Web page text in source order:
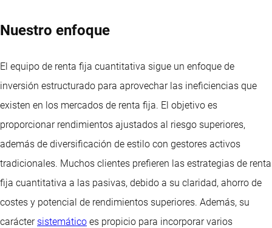
Nuestro enfoque
El equipo de renta fija cuantitativa sigue un enfoque de
inversión estructurado para aprovechar las ineficiencias que
existen en los mercados de renta fija. El objetivo es
proporcionar rendimientos ajustados al riesgo superiores,
además de diversificación de estilo con gestores activos
tradicionales. Muchos clientes prefieren las estrategias de renta
fija cuantitativa a las pasivas, debido a su claridad, ahorro de
costes y potencial de rendimientos superiores. Además, su
carácter sistemático es propicio para incorporar varios